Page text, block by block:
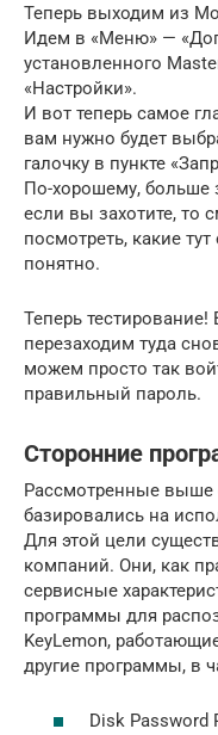
Теперь выходим из
Идем в «Меню» —
установленного
«Настройки».
И вот теперь самое
вам нужно будет
галочку в пункте
По-хорошему, больше
если вы захотите, то
посмотреть, какие
понятно.
Теперь
перезаходим туда
можем просто так
правильный пароль.
Сторонние
Рассмотренные
базировались на
Для этой цели
компаний. Они, как
сервисные
программы для
KeyLemon,
другие программы, в
Disk Password